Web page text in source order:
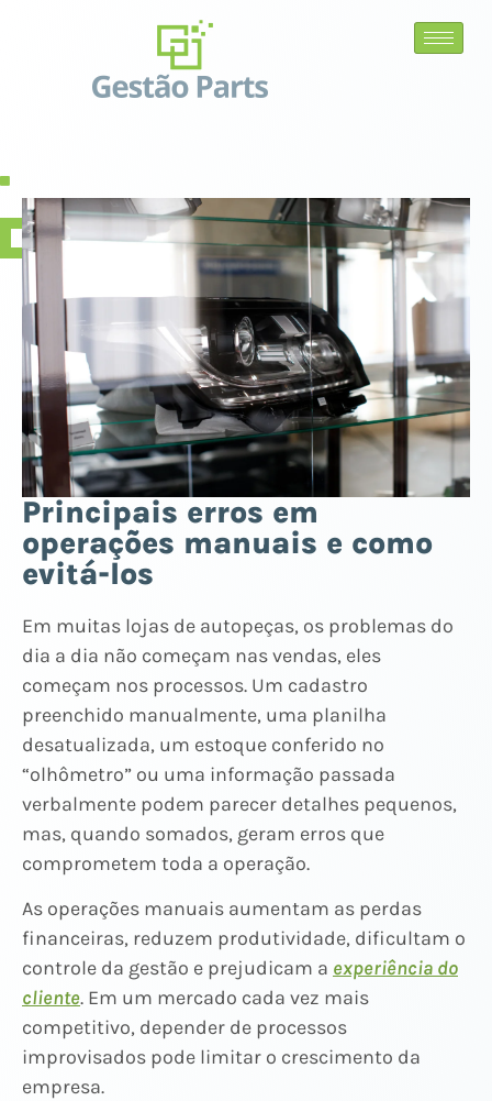
Principais erros em
operações manuais e como
evitá-los
Em muitas lojas de autopeças, os problemas do
dia a dia não começam nas vendas, eles
começam nos processos. Um cadastro
preenchido manualmente, uma planilha
desatualizada, um estoque conferido no
“olhômetro” ou uma informação passada
verbalmente podem parecer detalhes pequenos,
mas, quando somados, geram erros que
comprometem toda a operação.
As operações manuais aumentam as perdas
financeiras, reduzem produtividade, dificultam o
controle da gestão e prejudicam a experiência do
cliente. Em um mercado cada vez mais
competitivo, depender de processos
improvisados pode limitar o crescimento da
empresa.